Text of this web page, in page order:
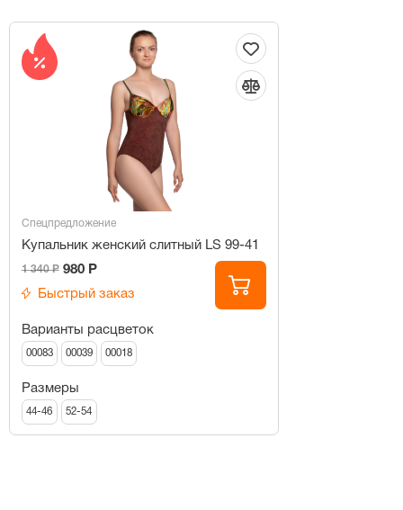
Спецпредложение
Купальник женский слитный LS 99-41
1 340 Р 980 Р
Быстрый заказ
Варианты расцветок
00083 00039 00018
Размеры
44-46 52-54